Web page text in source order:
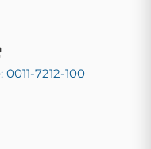
7212-100